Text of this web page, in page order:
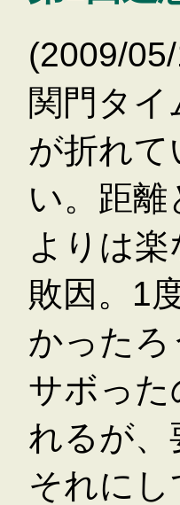
(2009/
関門タ
が折れ
い。距
よりは
敗因。1
かった
サボっ
れるが、
それに